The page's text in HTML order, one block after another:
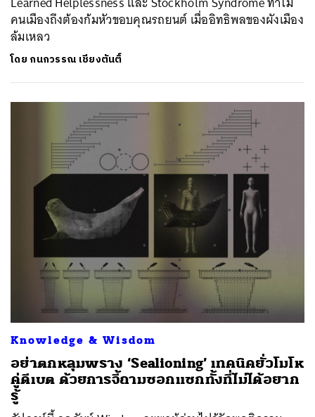
คนเมืองถึงต้องก้มหัวขอบคุณรถยนต์ เมื่ออิทธิพลของผังเมือง
ล้มเหลว
โดย กนกวรรณ เชียงตันติ์
Knowledge & Wisdom
อย่าตกหลุมพราง ‘Sealioning’ เทคนิคยั่วโมโห
คู่ดีเบต ด้วยการจี้ถามซอกแซกทั้งที่ไม่ได้อยาก
รู้